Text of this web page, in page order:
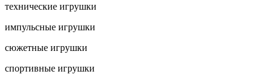
технические игрушки
импульсные игрушки
сюжетные игрушки
спортивные игрушки